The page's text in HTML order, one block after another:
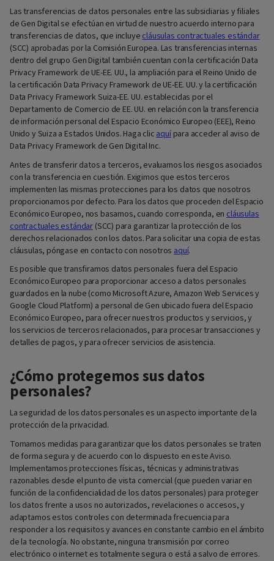
Las transferencias de datos personales entre las subsidiarias y filiales
de Gen Digital se efectúan en virtud de nuestro acuerdo interno para
transferencias de datos, que incluyecláusulas contractuales estándar
(SCC) aprobadas por la Comisión Europea. Las transferencias internas
dentro del grupo Gen Digital también cuentan con la certificación Data
Privacy Framework de UE-EE. UU., la ampliación para el Reino Unido de
la certificación Data Privacy Framework de UE-EE. UU. y la certificación
Data Privacy Framework Suiza-EE. UU. establecidas por el
Departamento de Comercio de EE. UU. en relación con la transferencia
de información personal del Espacio Económico Europeo (EEE), Reino
Unido y Suiza a Estados Unidos. Haga clicaquípara acceder al aviso de
Data Privacy Framework de Gen Digital Inc.
Antes de transferir datos a terceros, evaluamos los riesgos asociados
con la transferencia en cuestión. Exigimos que estos terceros
implementen las mismas protecciones para los datos que nosotros
proporcionamos por defecto. Para los datos que proceden del Espacio
Económico Europeo, nos basamos, cuando corresponda, en cláusulas
contractuales estándar (SCC) para garantizar la protección de los
derechos relacionados con los datos. Para solicitar una copia de estas
cláusulas, póngase en contacto con nosotros aquí.
Es posible que transfiramos datos personales fuera del Espacio
Económico Europeo para proporcionar acceso a datos personales
guardados en la nube (como Microsoft Azure, Amazon Web Services y
Google Cloud Platform) a personal de Gen ubicado fuera del Espacio
Económico Europeo, para ofrecer nuestros productos y servicios, y
los servicios de terceros relacionados, para procesar transacciones y
detalles de pagos, y para ofrecer servicios de asistencia.
¿Cómo protegemos sus datos
personales?
La seguridad de los datos personales es un aspecto importante de la
protección de la privacidad.
Tomamos medidas para garantizar que los datos personales se traten
de forma segura y de acuerdo con lo dispuesto en este Aviso.
Implementamos protecciones físicas, técnicas y administrativas
razonables desde el punto de vista comercial (que pueden variar en
función de la confidencialidad de los datos personales) para proteger
los datos frente a usos no autorizados, revelaciones o accesos, y
adaptamos estos controles con determinada frecuencia para
responder a los requisitos y avances en constante cambio en el ámbito
de la tecnología. No obstante, ninguna transmisión por correo
electrónico o internet es totalmente segura o está a salvo de errores.